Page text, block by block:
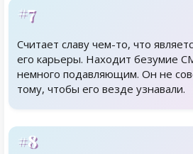
#7
Считает славу чем-то, что
его карьеры. Находит безумие
немного подавляющим. Он не
тому, чтобы его везде узнавали.
#8